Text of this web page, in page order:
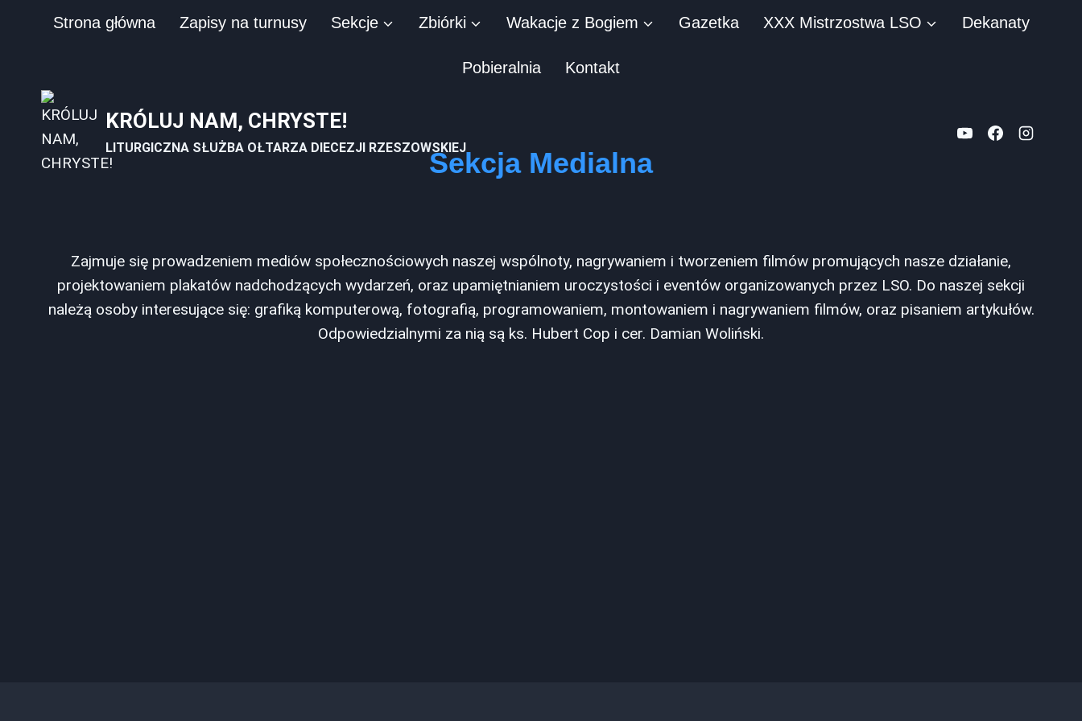
Strona główna Zapisy na turnusy Sekcje Zbiórki Wakacje z Bogiem Gazetka XXX Mistrzostwa LSO Dekanaty
Pobieralnia Kontakt
KRÓLUJ NAM, CHRYSTE!
LITURGICZNA SŁUŻBA OŁTARZA DIECEZJI RZESZOWSKIEJSekcja Medialna
Zajmuje się prowadzeniem mediów społecznościowych naszej wspólnoty, nagrywaniem i tworzeniem filmów promujących nasze działanie,
projektowaniem plakatów nadchodzących wydarzeń, oraz upamiętnianiem uroczystości i eventów organizowanych przez LSO. Do naszej sekcji
należą osoby interesujące się: grafiką komputerową, fotografią, programowaniem, montowaniem i nagrywaniem filmów, oraz pisaniem artykułów.
Odpowiedzialnymi za nią są ks. Hubert Cop i cer. Damian Woliński.